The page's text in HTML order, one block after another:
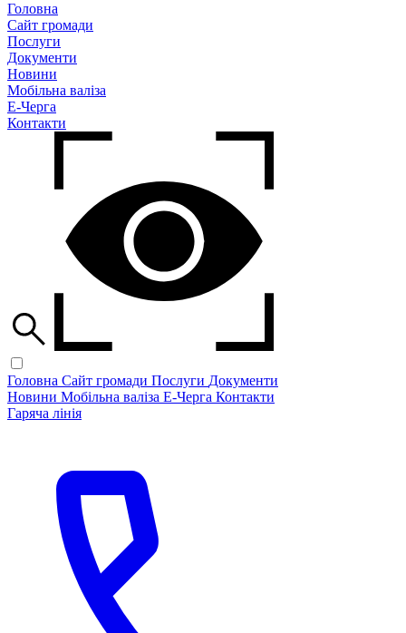
Головна
Сайт громади
Послуги
Документи
Новини
Мобільна валіза
Е-Черга
Контакти
Головна Сайт громади Послуги Документи
Новини Мобільна валіза Е-Черга Контакти
Гаряча лінія